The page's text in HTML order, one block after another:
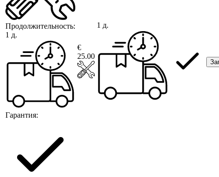
Продолжительность:
1 д.
Гарантия:
€
25.00
1 д.